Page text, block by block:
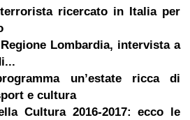
ricercato in Italia per
Lombardia, intervista a
un’estate ricca di
e cultura
Cultura 2016-2017: ecco le